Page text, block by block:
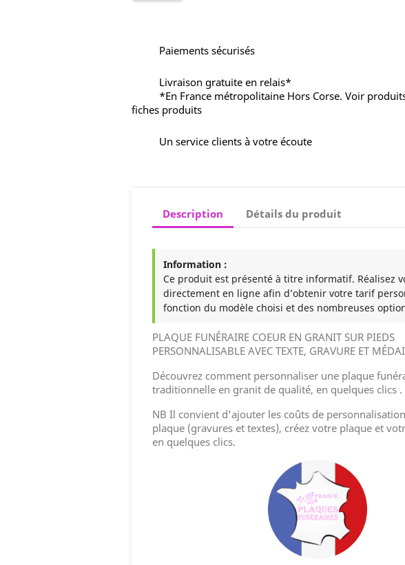
Paiements sécurisés
Livraison gratuite en relais*
*En France métropolitaine Hors Corse. Voir
fiches produits
Un service clients à votre écoute
Description Détails du produit
Information :
Ce produit est présenté à titre informatif. Réalisez
directement en ligne afin d’obtenir votre tarif
fonction du modèle choisi et des nombreuses
PLAQUE FUNÉRAIRE COEUR EN GRANIT SUR PIEDS
PERSONNALISABLE AVEC TEXTE, GRAVURE ET
Découvrez comment personnaliser une plaque
traditionnelle en granit de qualité, en quelques clics .
NB Il convient d'ajouter les coûts de
plaque (gravures et textes), créez votre plaque et
en quelques clics.